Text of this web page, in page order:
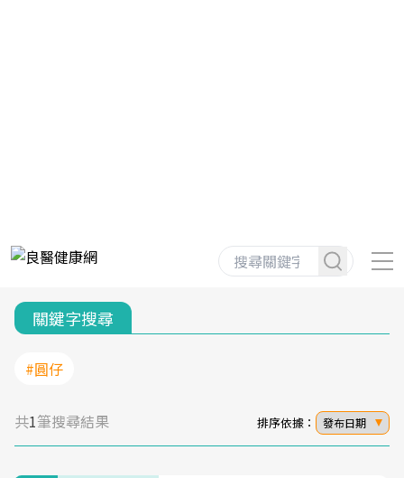
關鍵字搜尋
#圓仔
共1筆搜尋結果 排序依據： 發布日期